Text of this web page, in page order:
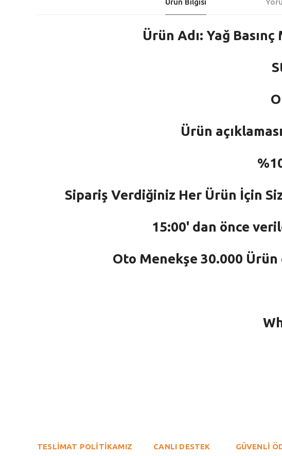
Ürün Bilgisi
Ürün Adı: Yağ
Ürün
Sipariş Verdiğiniz Her Ürün İçin
15:00' dan önce
Oto Menekşe 30.000
Ürün açıklamasında eksik bilgiler bulunuyor.
TESLİMAT POLİTİKAMIZ CANLI DESTEK GÜVENLİ